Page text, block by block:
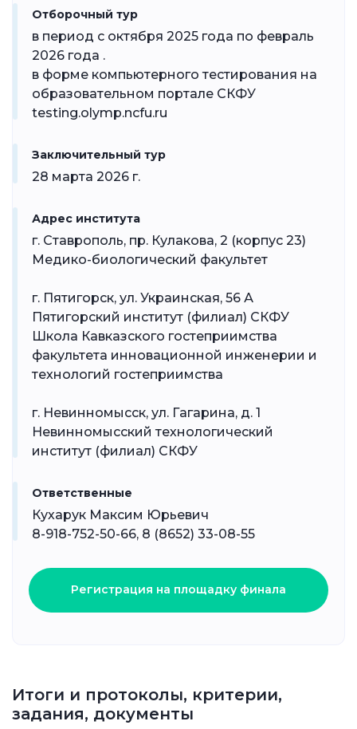
Отборочный тур
в период с октября 2025 года по февраль
2026 года .
в форме компьютерного тестирования на
образовательном портале СКФУ
testing.olymp.ncfu.ru
Заключительный тур
28 марта 2026 г.
Адрес института
г. Ставрополь, пр. Кулакова, 2 (корпус 23)
Медико-биологический факультет
г. Пятигорск, ул. Украинская, 56 А
Пятигорский институт (филиал) СКФУ
Школа Кавказского гостеприимства
факультета инновационной инженерии и
технологий гостеприимства
г. Невинномысск, ул. Гагарина, д. 1
Невинномысский технологический
институт (филиал) СКФУ
Ответственные
Кухарук Максим Юрьевич
8-918-752-50-66, 8 (8652) 33-08-55
Регистрация на площадку финала
Итоги и протоколы, критерии,
задания, документы